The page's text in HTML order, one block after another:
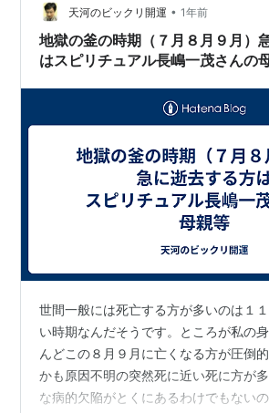
天河のビックリ開運 • 1年前
地獄の釜の時期（７月８月９月）
はスピリチュアル長嶋一茂さんの
世間一般には死亡する方が多いのは１
い時期なんだそうです。ところが私の
んどこの８月９月に亡くなる方が圧倒
かも原因不明の突然死に近い死に方が
な病的欠陥がとくにあるわけでもない